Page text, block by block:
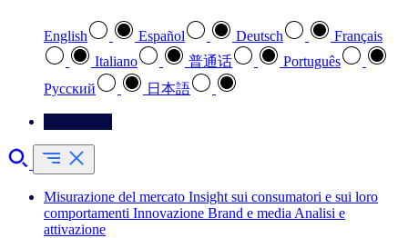
English Español Deutsch
Français
Italiano
普通话
Português
Pусский
日本語
Misurazione del mercato Insight sui consumatori e sui loro
comportamenti Innovazione Brand e media Analisi e
attivazione